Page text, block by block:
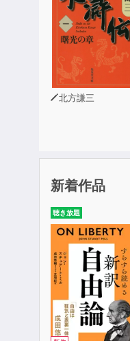
北方謙三
新着作品
聴き放題